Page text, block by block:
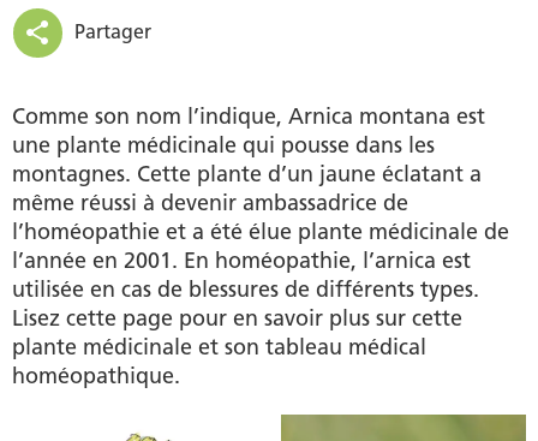
Partager
Comme son nom l’indique, Arnica montana est
une plante médicinale qui pousse dans les
montagnes. Cette plante d’un jaune éclatant a
même réussi à devenir ambassadrice de
l’homéopathie et a été élue plante médicinale de
l’année en 2001. En homéopathie, l’arnica est
utilisée en cas de blessures de différents types.
Lisez cette page pour en savoir plus sur cette
plante médicinale et son tableau médical
homéopathique.